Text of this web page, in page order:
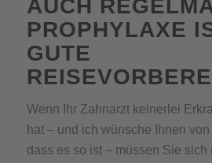
AUCH
ROPHYLAXE
UTE R
Wenn Ihr Zahnarzt keinerlei
hat – und ich wünsche Ihnen
dass es so ist – müssen Sie sich